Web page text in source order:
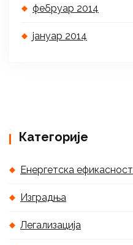
фебруар 2014
јануар 2014
Категорије
Енергетска ефикасност
Изградња
Легализација